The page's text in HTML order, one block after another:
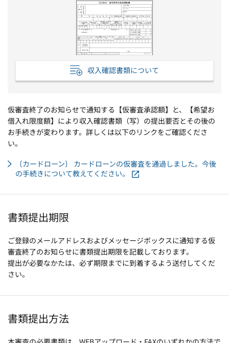
収入確認書類について
仮審査終了のお知らせで通知する【仮審査承認額】と、【希望お
借入れ限度額】により収入確認書類（写）の提出要否とその後の
お手続きが変わります。詳しくは以下のリンクをご確認くださ
い。
〔カードローン〕 カードローンの仮審査を通過しました。今後
の手続きについて教えてください。
書類提出期限
ご登録のメールアドレスおよびメッセージボックスに通知する仮
審査終了のお知らせに書類提出期限を記載しております。
提出が必要なかたは、必ず期限までに到着するよう送付してくだ
さい。
書類提出方法